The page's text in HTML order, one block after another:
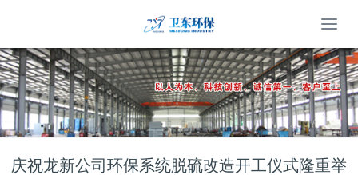
庆祝龙新公司环保系统脱硫改造开工仪式隆重举